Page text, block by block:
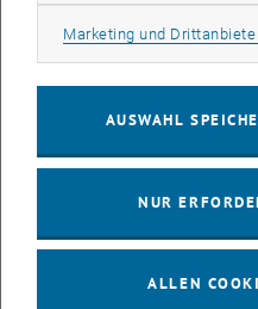
Am 2. Mai hielt Julia einen
2021
Ingenieurhydrologie und stellt
seit 18 Jahren dem ICC Water
Das ICC Water & Health dankt
Engagement und freut sich auf
Marketing und
AUSWAHL
NUR
ALLEN